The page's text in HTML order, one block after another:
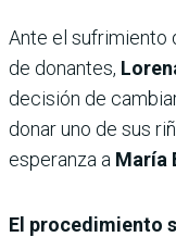
Ante el sufrimiento
de donantes,
decisión de
donar uno de sus
esperanza a María
El procedimiento